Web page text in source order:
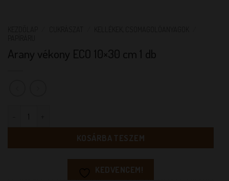
Arany vékony ECO 10×30 cm 1 db
KOSÁRBA TESZEM
KEDVENCEM!